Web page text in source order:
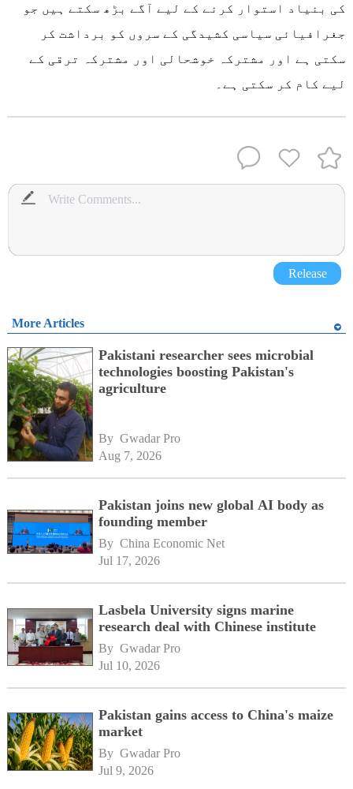
کی بنیاد استوار کرنے کے لیے آگے بڑھ سکتے ہیں جو
جغرافیائی سیاسی کشیدگی کے سروں کو برداشت کر
سکتی ہے اور مشترکہ خوشحالی اور مشترکہ ترقی کے
لیے کام کر سکتی ہے۔
Release
More Articles
Pakistani researcher sees microbial
technologies boosting Pakistan's
agriculture
By Gwadar Pro
Aug 7, 2026
Pakistan joins new global AI body as
founding member
By China Economic Net
Jul 17, 2026
Lasbela University signs marine
research deal with Chinese institute
By Gwadar Pro
Jul 10, 2026
Pakistan gains access to China's maize
market
By Gwadar Pro
Jul 9, 2026